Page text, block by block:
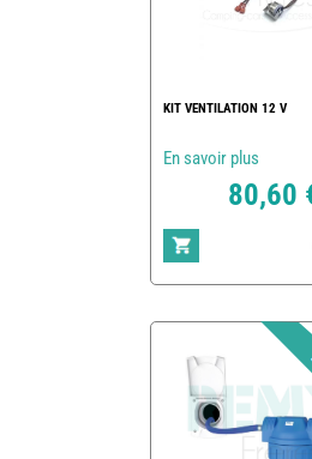
KIT VENTILATION 12 V
En savoir plus
80,60